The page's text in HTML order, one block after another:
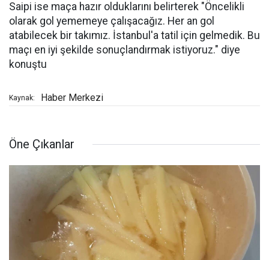
Saipi ise maça hazır olduklarını belirterek "Öncelikli
olarak gol yememeye çalışacağız. Her an gol
atabilecek bir takımız. İstanbul'a tatil için gelmedik. Bu
maçı en iyi şekilde sonuçlandırmak istiyoruz." diye
konuştu
Kaynak: Haber Merkezi
Öne Çıkanlar